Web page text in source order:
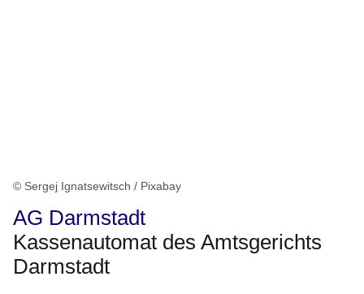
© Sergej Ignatsewitsch / Pixabay
AG Darmstadt
Kassenautomat des Amtsgerichts
Darmstadt